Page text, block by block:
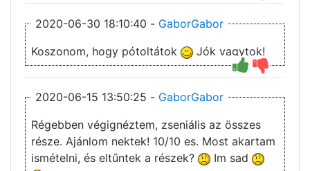
2020-06-30 18:10:40 - GaborGabor
Koszonom, hogy pótoltátok
Jók vagytok!
2020-06-15 13:50:25 - GaborGabor
Régebben végignéztem, zseniális az összes
része. Ajánlom nektek! 10/10 es. Most akartam
ismételni, és eltűntek a részek?
Im sad